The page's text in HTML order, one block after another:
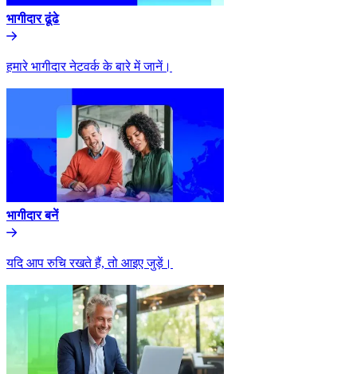
भागीदार ढूंढे​​
हमारे भागीदार नेटवर्क के बारे में जानें।​​
भागीदार बनें​​
यदि आप रुचि रखते हैं, तो आइए जुड़ें।​​